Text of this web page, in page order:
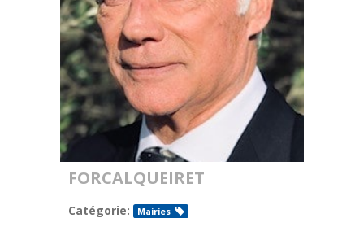
FORCALQUEIRET
Catégorie: Mairies